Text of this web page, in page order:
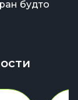
будто